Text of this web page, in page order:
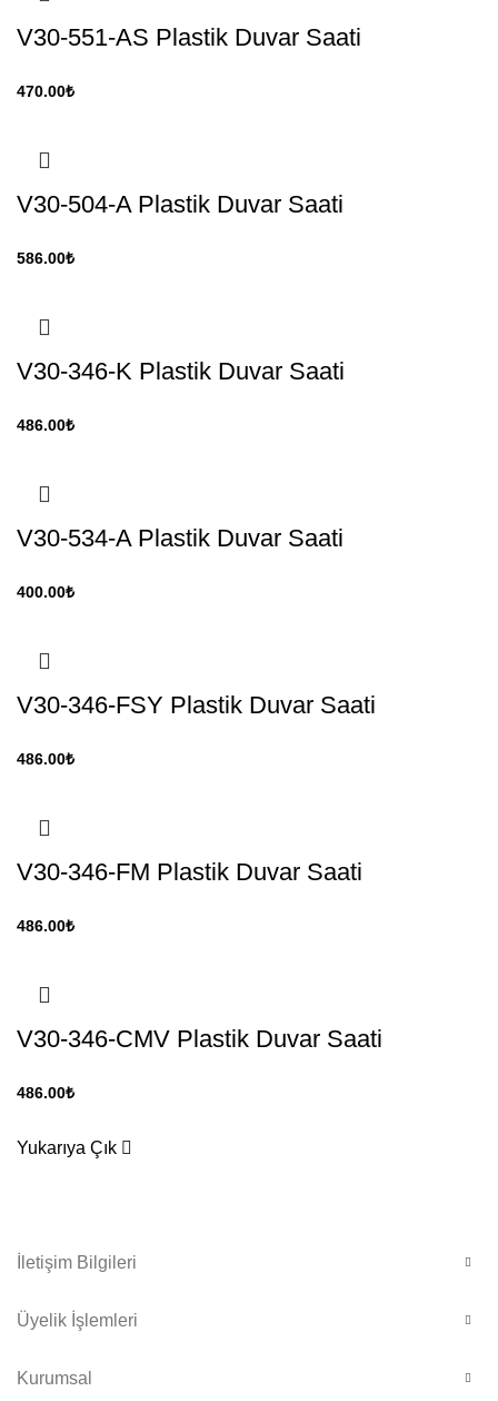
V30-551-AS Plastik Duvar Saati
470.00₺
V30-504-A Plastik Duvar Saati
586.00₺
V30-346-K Plastik Duvar Saati
486.00₺
V30-534-A Plastik Duvar Saati
400.00₺
V30-346-FSY Plastik Duvar Saati
486.00₺
V30-346-FM Plastik Duvar Saati
486.00₺
V30-346-CMV Plastik Duvar Saati
486.00₺
Yukarıya Çık
İletişim Bilgileri
Üyelik İşlemleri
Kurumsal